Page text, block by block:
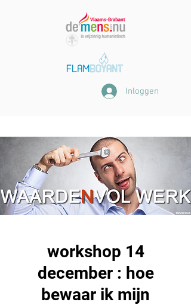
Inloggen
workshop 14
december : hoe
bewaar ik mijn